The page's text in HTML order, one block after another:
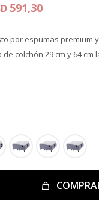
591,30
por espumas premium
colchón 29 cm y 64 cm